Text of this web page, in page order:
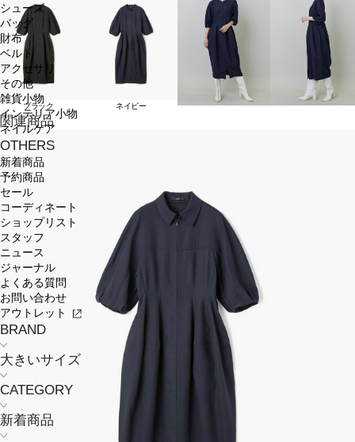
シューズ
バッグ
財布
ベルト
アクセサリ
その他
雑貨小物
インテリア小物
ネイルケア
OTHERS
新着商品
予約商品
セール
コーディネート
ショップリスト
スタッフ
ニュース
ジャーナル
よくある質問
お問い合わせ
アウトレット
BRAND
大きいサイズ
CATEGORY
新着商品
ブラック ネイビー
関連商品